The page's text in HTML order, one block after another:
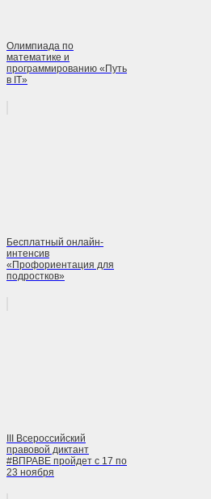
Олимпиада по
математике и
программированию «Путь
в IT»
Бесплатный онлайн-
интенсив
«Профориентация для
подростков»
III Всероссийский
правовой диктант
#ВПРАВЕ пройдет с 17 по
23 ноября